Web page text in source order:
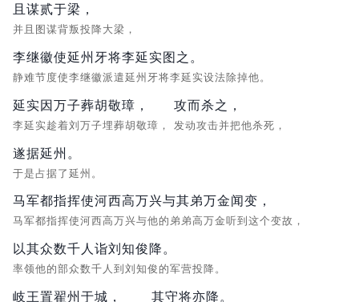
且谋贰于梁，
并且图谋背叛投降大梁，
李继徽使延州牙将李延实图之。
静难节度使李继徽派遣延州牙将李延实设法除掉他。
延实因万子葬胡敬璋，
李延实趁着刘万子埋葬胡敬璋，
攻而杀之，
发动攻击并把他杀死，
遂据延州。
于是占据了延州。
马军都指挥使河西高万兴与其弟万金闻变，
马军都指挥使河西高万兴与他的弟弟高万金听到这个变故，
以其众数千人诣刘知俊降。
率领他的部众数千人到刘知俊的军营投降。
岐王置翟州于城， 其守将亦降。